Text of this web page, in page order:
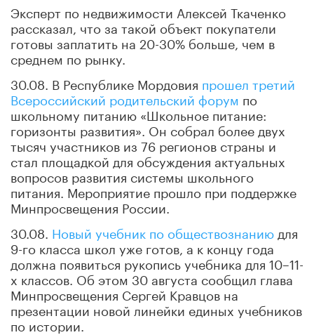
Эксперт по недвижимости Алексей Ткаченко
рассказал, что за такой объект покупатели
готовы заплатить на 20-30% больше, чем в
среднем по рынку.
30.08. В Республике Мордовия прошел третий
Всероссийский родительский форум по
школьному питанию «Школьное питание:
горизонты развития». Он собрал более двух
тысяч участников из 76 регионов страны и
стал площадкой для обсуждения актуальных
вопросов развития системы школьного
питания. Мероприятие прошло при поддержке
Минпросвещения России.
30.08. Новый учебник по обществознанию для
9-го класса школ уже готов, а к концу года
должна появиться рукопись учебника для 10–11-
х классов. Об этом 30 августа сообщил глава
Минпросвещения Сергей Кравцов на
презентации новой линейки единых учебников
по истории.